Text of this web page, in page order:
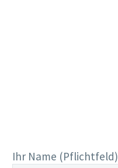
Ihr Name (Pflichtfeld)